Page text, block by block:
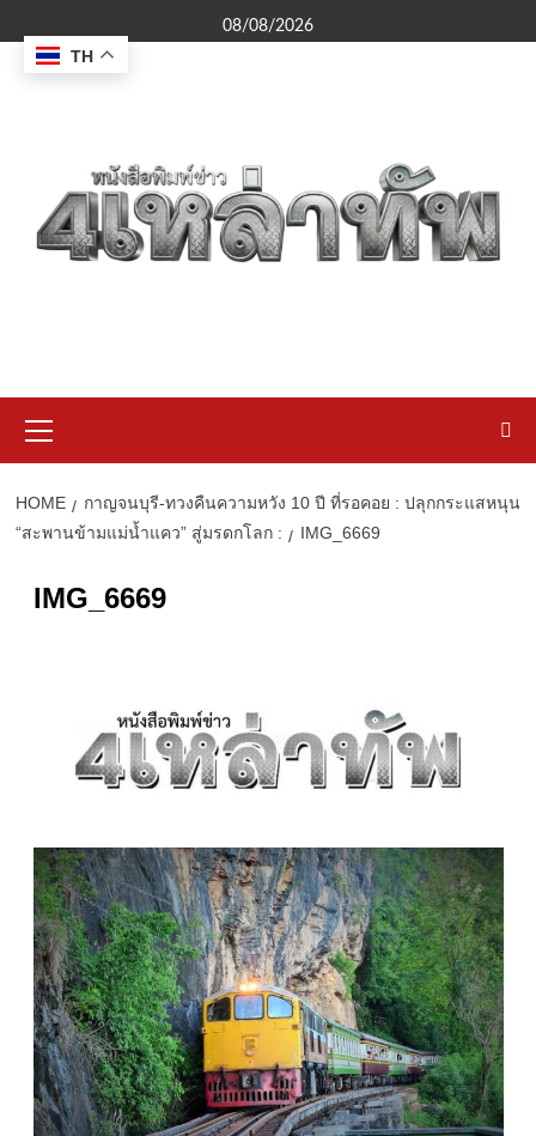
to
content
08/08/2026
Menu
HOME
กาญจนบุรี-ทวงคืนความหวัง 10 ปี ที่รอคอย : ปลุกกระแสหนุน
“สะพานข้ามแม่น้ำแคว” สู่มรดกโลก :
IMG_6669
IMG_6669
TH